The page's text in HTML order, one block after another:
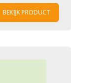
BEKIJK PRODUCT